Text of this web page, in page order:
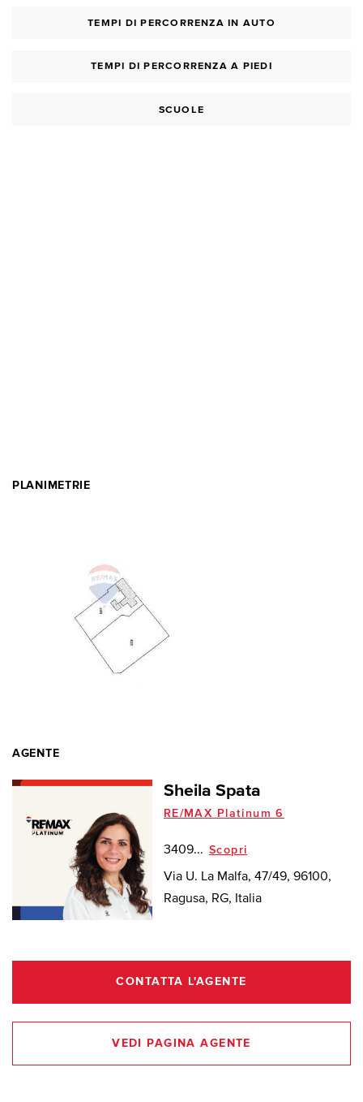
TEMPI DI PERCORRENZA IN AUTO
TEMPI DI PERCORRENZA A PIEDI
SCUOLE
PLANIMETRIE
AGENTE
Sheila Spata
RE/MAX Platinum 6
3409... Scopri
Via U. La Malfa, 47/49, 96100,
Ragusa, RG, Italia
CONTATTA L'AGENTE
VEDI PAGINA AGENTE